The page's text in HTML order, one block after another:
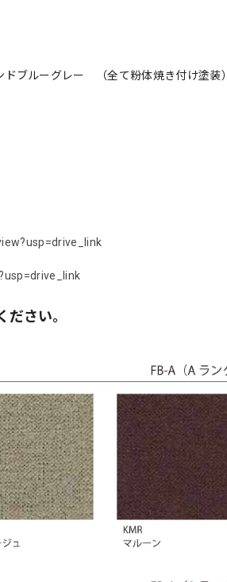
ブルーグレー （全て粉体焼き付け塗装）
さい。